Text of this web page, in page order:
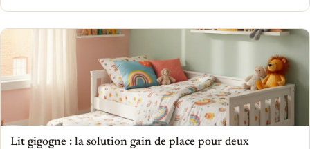
Lit gigogne : la solution gain de place pour deux